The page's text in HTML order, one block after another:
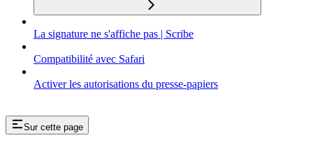
La signature ne s'affiche pas | Scribe
Compatibilité avec Safari
Activer les autorisations du presse-papiers
Sur cette page